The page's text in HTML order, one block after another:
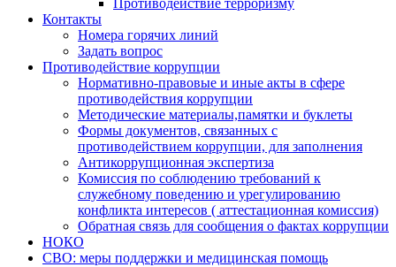
Противодействие терроризму
Контакты
Номера горячих линий
Задать вопрос
Противодействие коррупции
Нормативно-правовые и иные акты в сфере
противодействия коррупции
Методические материалы,памятки и буклеты
Формы документов, связанных с
противодействием коррупции, для заполнения
Антикоррупционная экспертиза
Комиссия по соблюдению требований к
служебному поведению и урегулированию
конфликта интересов ( аттестационная комиссия)
Обратная связь для сообщения о фактах коррупции
НОКО
СВО: меры поддержки и медицинская помощь